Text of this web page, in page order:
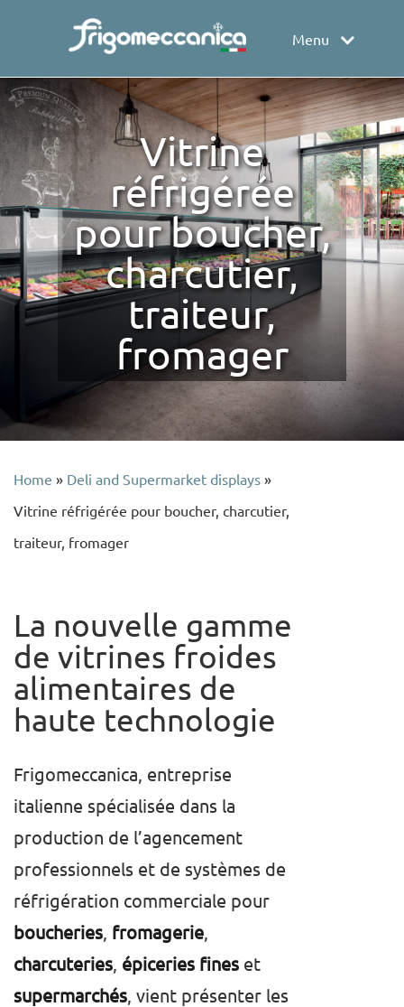
Menu
Vitrine
réfrigérée
pour boucher,
charcutier,
traiteur,
fromager
Home » Deli and Supermarket displays »
Vitrine réfrigérée pour boucher, charcutier,
traiteur, fromager
La nouvelle gamme
de vitrines froides
alimentaires de
haute technologie
Frigomeccanica, entreprise
italienne spécialisée dans la
production de l’agencement
professionnels et de systèmes de
réfrigération commerciale pour
boucheries fromagerie
charcuteries épiceries fines et
supermarchés , vient présenter les